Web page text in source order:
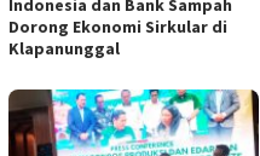
Indonesia dan Bank Sampah
Dorong Ekonomi Sirkular di
Klapanunggal